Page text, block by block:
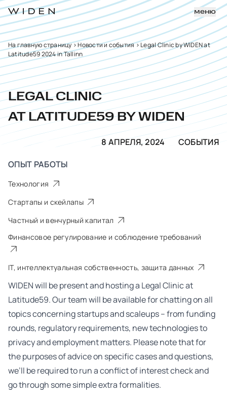
меню
На главную страницу>Новости и события>Legal Clinic by WIDEN at
Latitude59 2024 in Tallinn
LEGAL CLINIC
AT LATITUDE59 BY WIDEN
8 АПРЕЛЯ, 2024
СОБЫТИЯ
ОПЫТ РАБОТЫ
Технология
Стартапы и скейлапы
Частный и венчурный капитал
Финансовое регулирование и соблюдение требований
IT, интеллектуальная собственность, защита данных
WIDEN will be present and hosting a Legal Clinic at
Latitude59. Our team will be available for chatting on all
topics concerning startups and scaleups – from funding
rounds, regulatory requirements, new technologies to
privacy and employment matters. Please note that for
the purposes of advice on specific cases and questions,
we’ll be required to run a conflict of interest check and
go through some simple extra formalities.